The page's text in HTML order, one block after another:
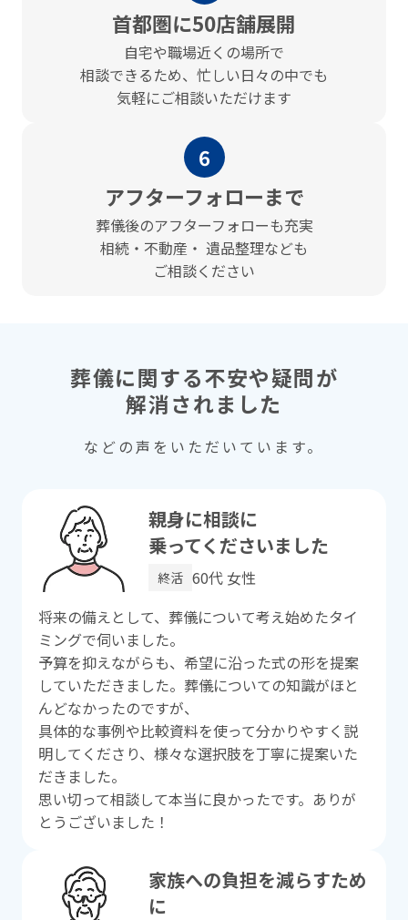
⾸都圏に50店舗展開
⾃宅や職場近くの場所で
相談できるため、忙しい⽇々の中でも
気軽にご相談いただけます
6
アフターフォローまで
葬儀後のアフターフォローも充実
相続・不動産・ 遺品整理なども
ご相談ください
葬儀に関する不安や疑問が
解消されました
などの声をいただいています。
親⾝に相談に
乗ってくださいました
終活 60代 ⼥性
将来の備えとして、葬儀について考え始めたタイ
ミングで伺いました。
予算を抑えながらも、希望に沿った式の形を提案
していただきました。葬儀についての知識がほと
んどなかったのですが、
具体的な事例や⽐較資料を使って分かりやすく説
明してくださり、様々な選択肢を丁寧に提案いた
だきました。
思い切って相談して本当に良かったです。ありが
とうございました！
家族への負担を減らすため
に